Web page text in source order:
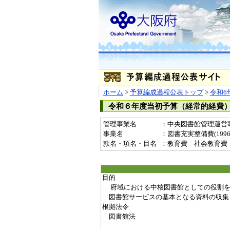
ホーム > 予算編成過程公表トップ> 令和6
令和６年度当初予算（経常的経
管理事業名
：中央図書館管理運営
事業名
：図書充実整備費
款名・項名・目名
：教育費 社会教育
目的
府域における中核図書館としての役割
図書館サービスの基本となる資料の収
根拠法令
図書館法